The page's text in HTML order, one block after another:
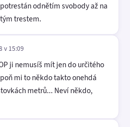
odnětím svobody až na
trestem.
v 15:09
ji nemusíš mít jen do určitého
mi to někdo takto onehdá
metrů... Neví někdo,